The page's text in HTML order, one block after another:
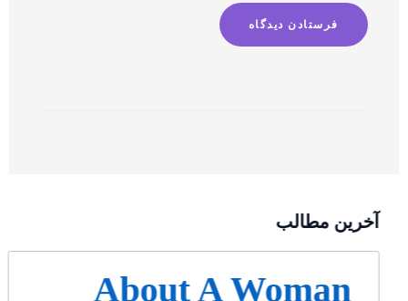
آخرین مطالب
About A Woman